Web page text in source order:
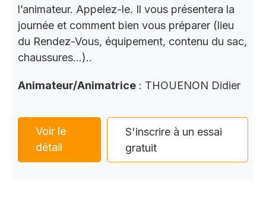
l’animateur. Appelez-le. Il vous présentera la
journée et comment bien vous préparer (lieu
du Rendez-Vous, équipement, contenu du sac,
chaussures…)..
Animateur/Animatrice : THOUENON Didier
Voir le
détail
S'inscrire à un essai
gratuit